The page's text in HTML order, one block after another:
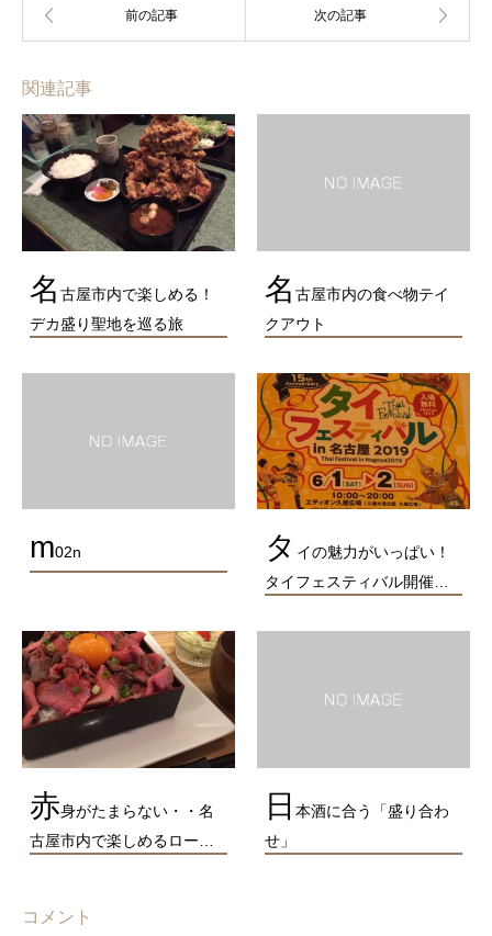
関連記事
名 古屋市内で楽しめる！
デカ盛り聖地を巡る旅
名 古屋市内の食べ物テイ
クアウト
m02n タ イの魅力がいっぱい！
タイフェスティバル開催…
赤身がたまらない・・名
古屋市内で楽しめるロー…
日 本酒に合う「盛り合わ
せ」
コメント